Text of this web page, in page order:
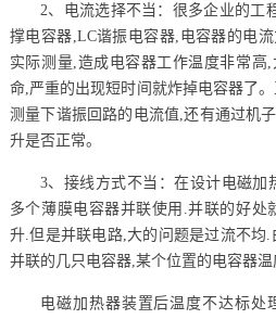
2、电流选择不当：很多企业的工
撑电容器,LC谐振电容器,电容器的电
实际测量,造成电容器工作温度非常高
命,严重的出现短时间就炸掉电容器了
测量下谐振回路的电流值,还有通过机
升是否正常。
3、接线方式不当：在设计电磁
多个薄膜电容器并联使用.并联的好处
升.但是并联电路,大的问题是过流不均
并联的几只电容器,某个位置的电容器温
电磁加热器装置后温度不达标处